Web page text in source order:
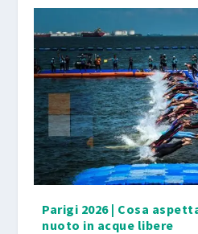
Parigi 2026 | Cosa
nuoto in acque libere